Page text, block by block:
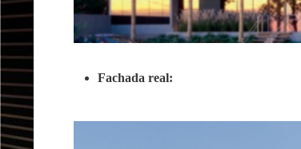
Fachada real: